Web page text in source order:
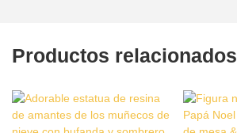
Productos relacionados